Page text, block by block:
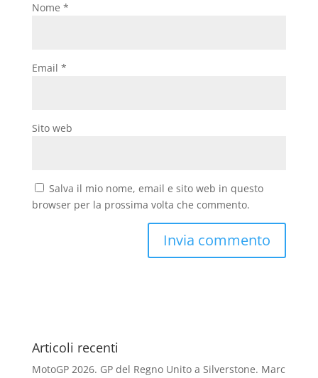
Nome *
Email *
Sito web
Salva il mio nome, email e sito web in questo
browser per la prossima volta che commento.
Articoli recenti
MotoGP 2026. GP del Regno Unito a Silverstone. Marc